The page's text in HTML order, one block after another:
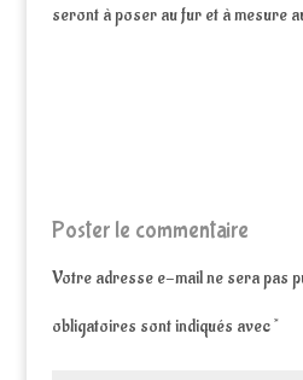
seront à poser au fur et à mesure
Poster le commentaire
Votre adresse e-mail ne sera pas
obligatoires sont indiqués avec*